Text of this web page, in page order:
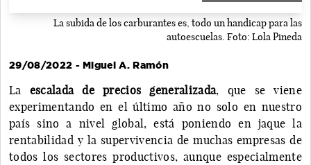
La subida de los carburantes es, todo un handicap para las
autoescuelas. Foto: Lola Pineda
29/08/2022 - Miguel A. Ramón
La escalada de precios generalizada, que se viene
experimentando en el último año no solo en nuestro
país sino a nivel global, está poniendo en jaque la
rentabilidad y la supervivencia de muchas empresas de
todos los sectores productivos, aunque especialmente